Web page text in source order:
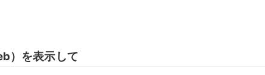
）を表示して